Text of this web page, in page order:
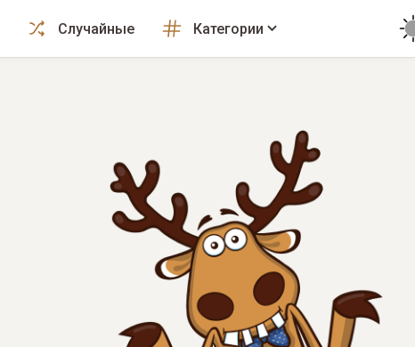
Случайные Категории